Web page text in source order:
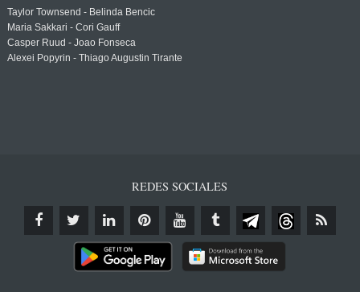
Taylor Townsend - Belinda Bencic
Maria Sakkari - Cori Gauff
Casper Ruud - Joao Fonseca
Alexei Popyrin - Thiago Augustin Tirante
REDES SOCIALES